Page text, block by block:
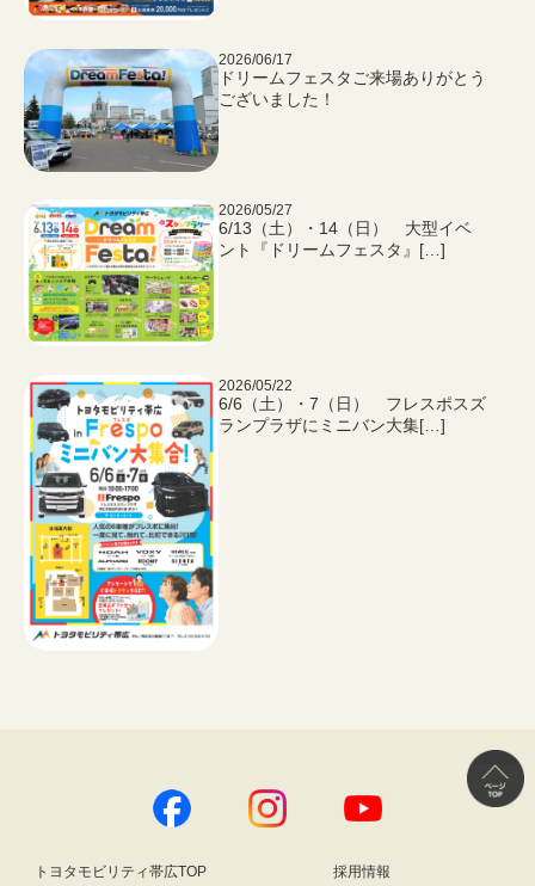
2026/06/17
ドリームフェスタご来場ありがとう
ございました！
2026/05/27
6/13（土）・14（日） 大型イベ
ント『ドリームフェスタ』[…]
2026/05/22
6/6（土）・7（日） フレスポスズ
ランプラザにミニバン大集[…]
トヨタモビリティ帯広TOP 採用情報